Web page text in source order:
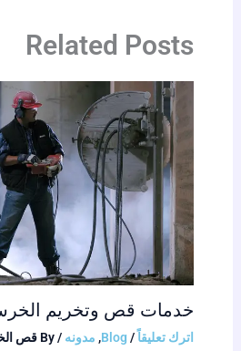
Related Posts
خدمات قص وتخريم
اترك تعليقاً /
Blog
, مدونه / By قص